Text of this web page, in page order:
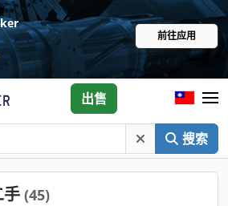
前往应用
搜索
出售
(45)